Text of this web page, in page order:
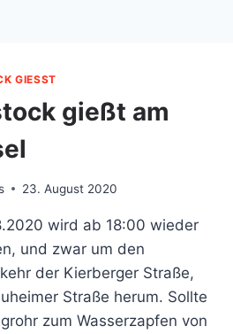
GIESST
gießt am
23. August 2020
wird ab 18:00 wieder
und zwar um den
der Kierberger Straße,
Straße herum. Sollte
zum Wasserzapfen von